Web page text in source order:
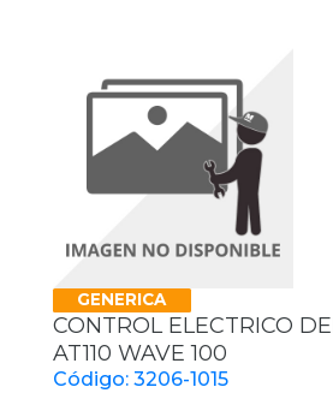
GENERICA
CONTROL ELECTRICO
AT110 WAVE 100
Código: 3206-1015